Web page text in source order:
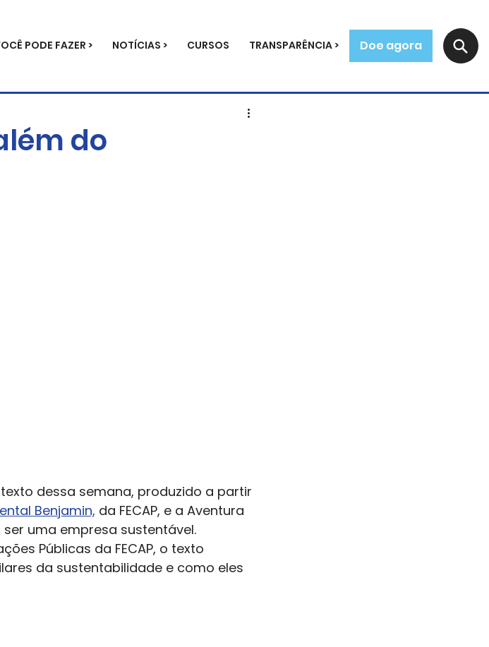
PODE FAZER > NOTÍCIAS > CURSOS TRANSPARÊNCIA > Doe agora
do
dessa semana, produzido a partir
Benjamin, da FECAP, e a Aventura
uma empresa sustentável.
Públicas da FECAP, o texto
da sustentabilidade e como eles